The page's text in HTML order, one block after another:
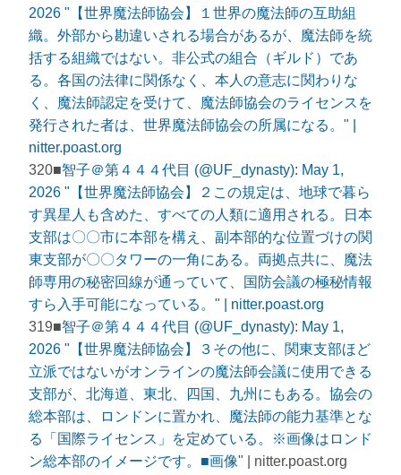
2026 "【世界魔法師協会】１世界の魔法師の互助組
織。外部から勘違いされる場合があるが、魔法師を統
括する組織ではない。非公式の組合（ギルド）であ
る。各国の法律に関係なく、本人の意志に関わりな
く、魔法師認定を受けて、魔法師協会のライセンスを
発行された者は、世界魔法師協会の所属になる。" |
nitter.poast.org
320■智子＠第４４４代目 (@UF_dynasty): May 1,
2026 "【世界魔法師協会】２この規定は、地球で暮ら
す異星人も含めた、すべての人類に適用される。日本
支部は〇〇市に本部を構え、副本部的な位置づけの関
東支部が〇〇タワーの一角にある。両拠点共に、魔法
師専用の秘密回線が通っていて、国防会議の極秘情報
すら入手可能になっている。" | nitter.poast.org
319■智子＠第４４４代目 (@UF_dynasty): May 1,
2026 "【世界魔法師協会】３その他に、関東支部ほど
立派ではないがオンラインの魔法師会議に使用できる
支部が、北海道、東北、四国、九州にもある。協会の
総本部は、ロンドンに置かれ、魔法師の能力基準とな
る「国際ライセンス」を定めている。※画像はロンド
ン総本部のイメージです。■画像" | nitter.poast.org